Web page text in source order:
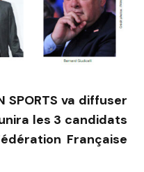
SPORTS va diffuser
les 3 candidats
Française